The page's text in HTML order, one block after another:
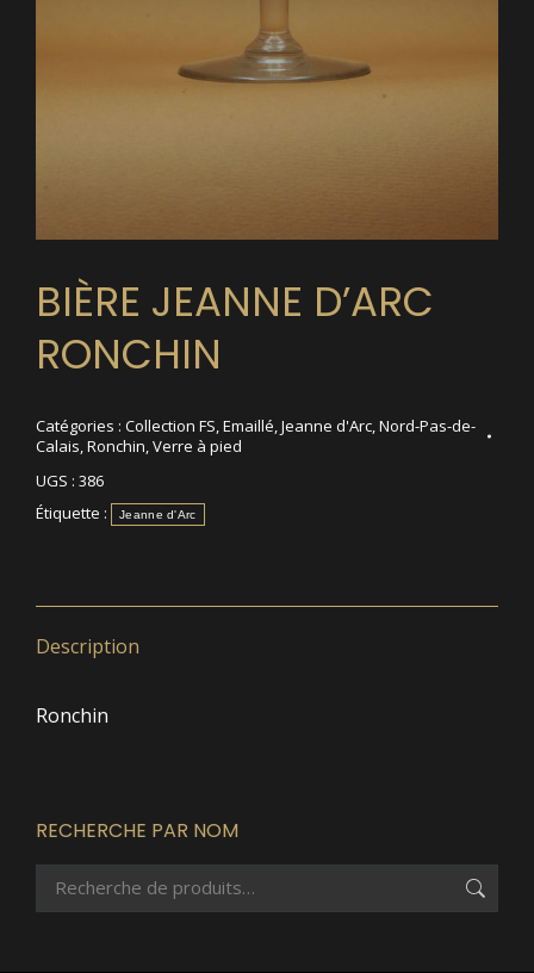
BIÈRE JEANNE D’ARC
RONCHIN
Catégories : Collection FS,Emaillé,Jeanne d'Arc,Nord-Pas-de-
Calais,Ronchin,Verre à pied
UGS : 386
Étiquette :
Jeanne d'Arc
Description
Ronchin
RECHERCHE PAR NOM